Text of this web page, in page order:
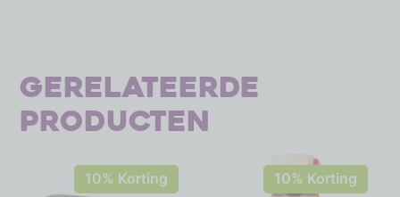
Gerelateerde
producten
10% Korting 10% Korting